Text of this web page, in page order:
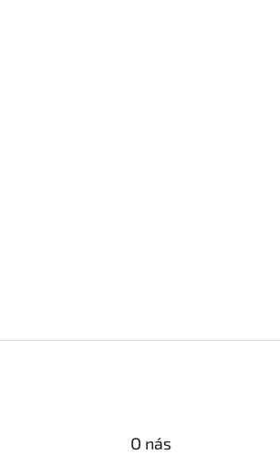
O nás